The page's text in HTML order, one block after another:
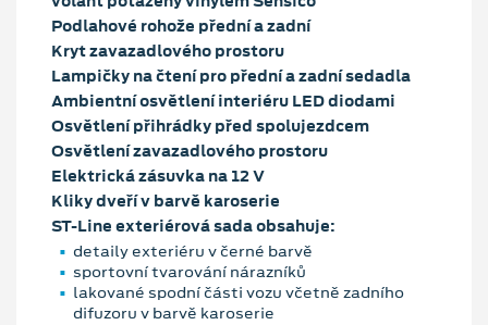
Podlahové rohože přední a zadní
Kryt zavazadlového prostoru
Lampičky na čtení pro přední a zadní sedadla
Ambientní osvětlení interiéru LED diodami
Osvětlení přihrádky před spolujezdcem
Osvětlení zavazadlového prostoru
Elektrická zásuvka na 12 V
Kliky dveří v barvě karoserie
ST-Line exteriérová sada obsahuje:
detaily exteriéru v černé barvě
sportovní tvarování nárazníků
lakované spodní části vozu včetně zadního
difuzoru v barvě karoserie